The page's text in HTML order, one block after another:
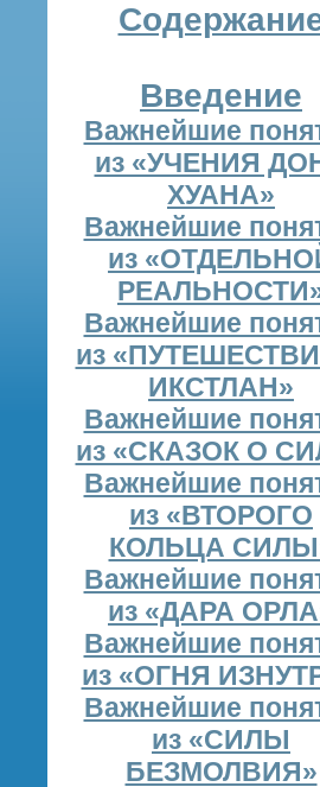
Введение
Важнейшие
из «УЧЕНИЯ
ХУАНА»
Важнейшие
из
Важнейшие
из
ИКСТЛАН»
Важнейшие
из «СКАЗОК О
Важнейшие
из «ВТОРОГО
КОЛЬЦА
Важнейшие
из «ДАРА
Важнейшие
из «ОГНЯ
Важнейшие
из «СИЛЫ
БЕЗМОЛВИЯ»